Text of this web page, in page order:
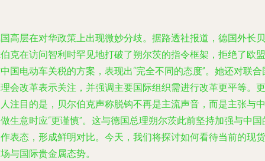
高层在对华政策上出现微妙分歧。据路透社报道，德国外长贝
克在访问智利时罕见地打破了朔尔茨的指令框架，拒绝了欧盟
国电动车关税的方案，表现出“完全不同的态度”。她还对联合
会改革表示关注，并强调主要国际组织需进行改革更平等。更
注目的是，贝尔伯克声称脱钩不再是主流声音，而是主张与中
生意时应“更谨慎”。这与德国总理朔尔茨此前坚持加强与中国
表态，形成鲜明对比。今天，我们将探讨如何看待当前的现货
与国际贵金属态势。